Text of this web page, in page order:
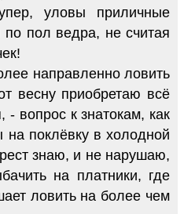
уловы приличные
пол ведра, не считая
направленно ловить
весну приобретаю всё
- вопрос к знатокам, как
поклёвку в холодной
знаю, и не нарушаю,
на платники, где
ловить на более чем